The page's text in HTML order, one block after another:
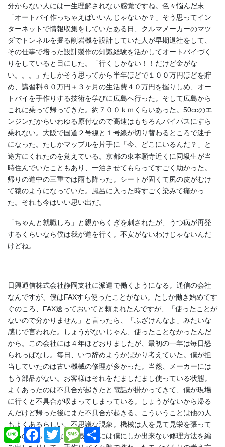
分からない人には一生理解されない感覚ですね。色々悩んだ末
「オートバイ作っちゃえばいいんじゃないか？」そう思ってイン
ターネットで情報収集をしていたある日、クルマメーカーのマツ
ダでトンネルを掘る削岩機を設計していた人が早期退社をして、
その仕事で培った設計製作の知識経験を活かしてオートバイづく
りをしていると目にした。「行くしかない！！だけど金がな
い。。。」たしかそう思ってから半年ほどで１００万円ほどを貯
め、講習料６０万円＋３ヶ月の生活費４０万円を握りしめ、オー
トバイを手作りする技術を学びに広島へ行った。そして広島から
これに乗って帰ってきた。約７００ｋｍくらいあった。50ccのエ
ンジンだからいわゆる原付なので高速はもちろんバイパスにすら
乗れない。大阪で国道２号線と１号線が切り替わるところで迷子
になった。たしかマップルを片手に「今、どこにいるんだ？」と
途方にくれたのを覚えている。京都の東本願寺近くに同級生が当
時住んでいたこともあり、一泊させてもらってすごく助かった。
帰りの道中の三重では雨も降った。シートが固くて尻の皮がむけ
て猿のようになっていた。風呂に入った時すごく染みて痛かっ
た。それも今はいい思い出だ。
「ちゃんと就職しろ」と親からくぎを刺されたが、うつ病が再発
するくらいなら僕は我が道を行く。不安がないわけじゃないんだ
けどね。
日興通信株式会社静岡支社に派遣で働くようになる。通信の会社
なんですが、僕はFAXすら使ったことがない。たしか働き始めてす
ぐのころ、FAX送っておいてと頼まれたんですが、「使ったことが
ないので分かりません」と言ったら、「ふざけんなよ」みたいな
感じで言われた。しょうがないじゃん、使ったことなかったんだ
から。この会社には４年ほどおりましたが、最初の一年は毎日怒
られっぱなし。毎日、いつ辞めようかばかり考えていた。僕が担
当していたのは古い機械の修理が多かった。当然、メーカーには
もう部品がない。お客様はそれをだましだまし使っている状態。
よくあったのは不具合が起きたと電話が掛かってきて、僕が現場
に行くと不具合が収まってしまっている。しょうがないから帰る
んだけど帰った後にまた不具合が起きる。こういうことは他の人
もよくあるらしい、不思議な現象。機械は人を見て見栄を張って
いるのかもしれない。最終的には僕にしか出来ない修理方法を編
i
F
a
T
w
M
e
有